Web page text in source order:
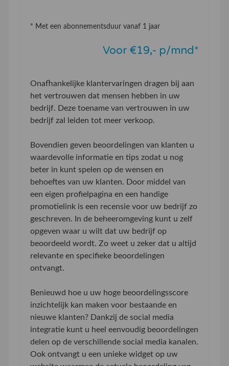
* Met een abonnementsduur vanaf 1 jaar
Voor €19,- p/mnd*
Onafhankelijke klantervaringen dragen bij aan
het vertrouwen dat mensen hebben in uw
bedrijf. Deze toename van vertrouwen in uw
bedrijf zal leiden tot meer verkoop.
Bovendien geven beoordelingen van klanten u
waardevolle informatie en tips zodat u nog
beter in kunt spelen op de wensen en
behoeftes van uw klanten. Door middel van
een eigen profielpagina en een handige
promotielink is een recensie voor uw bedrijf zo
geschreven. In de beheeromgeving kunt u zelf
opgeven waar u wilt dat uw bedrijf op
beoordeeld wordt. Zo weet u zeker dat u altijd
relevante en specifieke beoordelingen
ontvangt.
Benieuwd hoe u uw hoge beoordelingsscore
inzichtelijk kan maken voor bestaande en
nieuwe klanten? Dankzij de social media
integratie kunt u heel eenvoudig beoordelingen
delen op de verschillende social media kanalen.
Ook ontvangt u een unieke widget op uw